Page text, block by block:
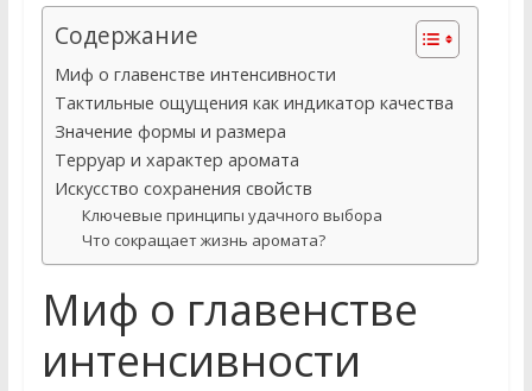
Содержание
Миф о главенстве интенсивности
Тактильные ощущения как индикатор качества
Значение формы и размера
Терруар и характер аромата
Искусство сохранения свойств
Ключевые принципы удачного выбора
Что сокращает жизнь аромата?
Миф о главенстве
интенсивности